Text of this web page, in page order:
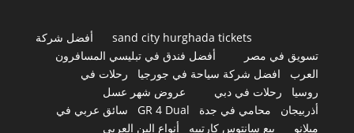
sand city hurghada tickets
أفضل شركة
تسويق في مصر
أفضل فندق في تبليسي المسافرون
العرب
افضل شركة سياحة في جورجيا
رحلات في
روسيا
رحلات في دبي
عروض شهر عسل
أذربيجان
محامي في جدة GR 4 Dual
سائق عربي في
ميلانو
بيع سانتوس كارتييه أنواع البن العربي